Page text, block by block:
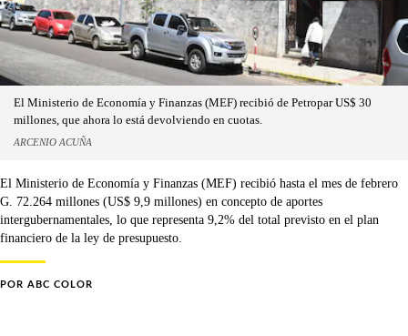
El Ministerio de Economía y Finanzas (MEF) recibió de Petropar US$ 30
millones, que ahora lo está devolviendo en cuotas.
ARCENIO ACUÑA
El Ministerio de Economía y Finanzas (MEF) recibió hasta el mes de febrero
G. 72.264 millones (US$ 9,9 millones) en concepto de aportes
intergubernamentales, lo que representa 9,2% del total previsto en el plan
financiero de la ley de presupuesto.
POR ABC COLOR